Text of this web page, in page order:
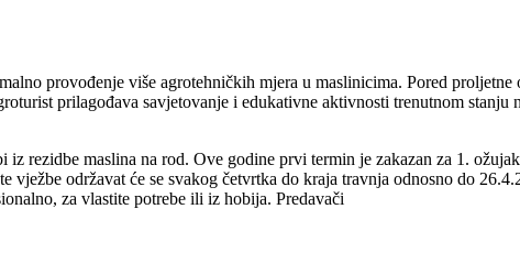
provođenje više agrotehničkih mjera u maslinicima. Pored
prilagođava savjetovanje i edukativne aktivnosti trenutnom
rezidbe maslina na rod. Ove godine prvi termin je zakazan za 1.
održavat će se svakog četvrtka do kraja travnja odnosno do
za vlastite potrebe ili iz hobija. Predavači